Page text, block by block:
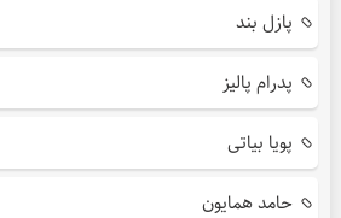
پازل بند
پدرام پالیز
پویا بیاتی
حامد همایون